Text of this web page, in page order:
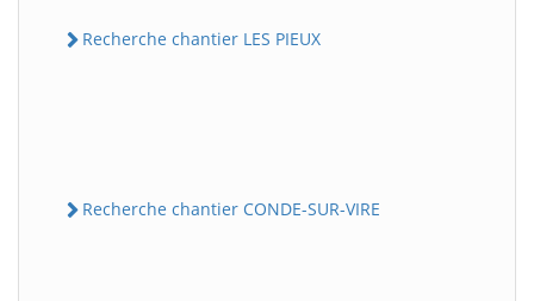
Recherche chantier LES PIEUX
Recherche chantier CONDE-SUR-VIRE